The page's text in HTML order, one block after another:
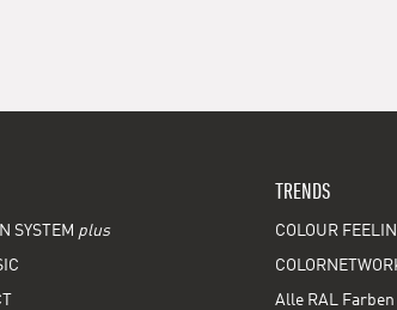
SYSTEM plus
TRENDS
COLOUR
Alle RAL Farben